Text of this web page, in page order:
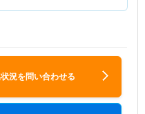
況を問い合わせる